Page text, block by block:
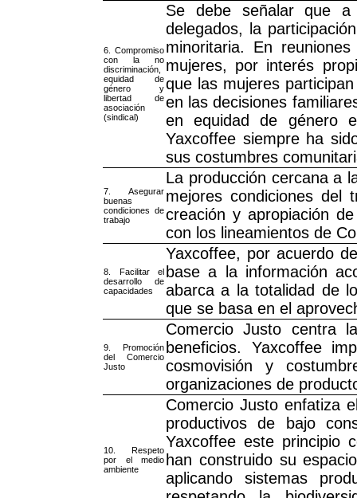
6. Compromiso
con la no
discriminación,
equidad de
género y
libertad de
asociación
(sindical)
Se debe señalar que
delegados, la
minoritaria. En
mujeres, por interés
que las mujeres
en las decisiones
en equidad de género
Yaxcoffee siempre ha
sus costumbres
7. Asegurar
buenas
condiciones de
trabajo
La producción cercana a
mejores condiciones del
creación y apropiación
con los lineamientos de
8. Facilitar el
desarrollo de
capacidades
Yaxcoffee, por acuerdo
base a la información
abarca a la totalidad de
que se basa en el
9. Promoción
del Comercio
Justo
Comercio Justo centra
beneficios. Yaxcoffee
cosmovisión y
organizaciones de
10. Respeto
por el medio
ambiente
Comercio Justo enfatiza
productivos de bajo
Yaxcoffee este principio
han construido su
aplicando sistemas